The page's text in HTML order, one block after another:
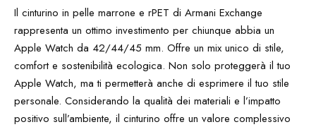
Il cinturino in pelle marrone e rPET di Armani Exchange
rappresenta un ottimo investimento per chiunque abbia un
Apple Watch da 42/44/45 mm. Offre un mix unico di stile,
comfort e sostenibilità ecologica. Non solo proteggerà il tuo
Apple Watch, ma ti permetterà anche di esprimere il tuo stile
personale. Considerando la qualità dei materiali e l’impatto
positivo sull’ambiente, il cinturino offre un valore complessivo